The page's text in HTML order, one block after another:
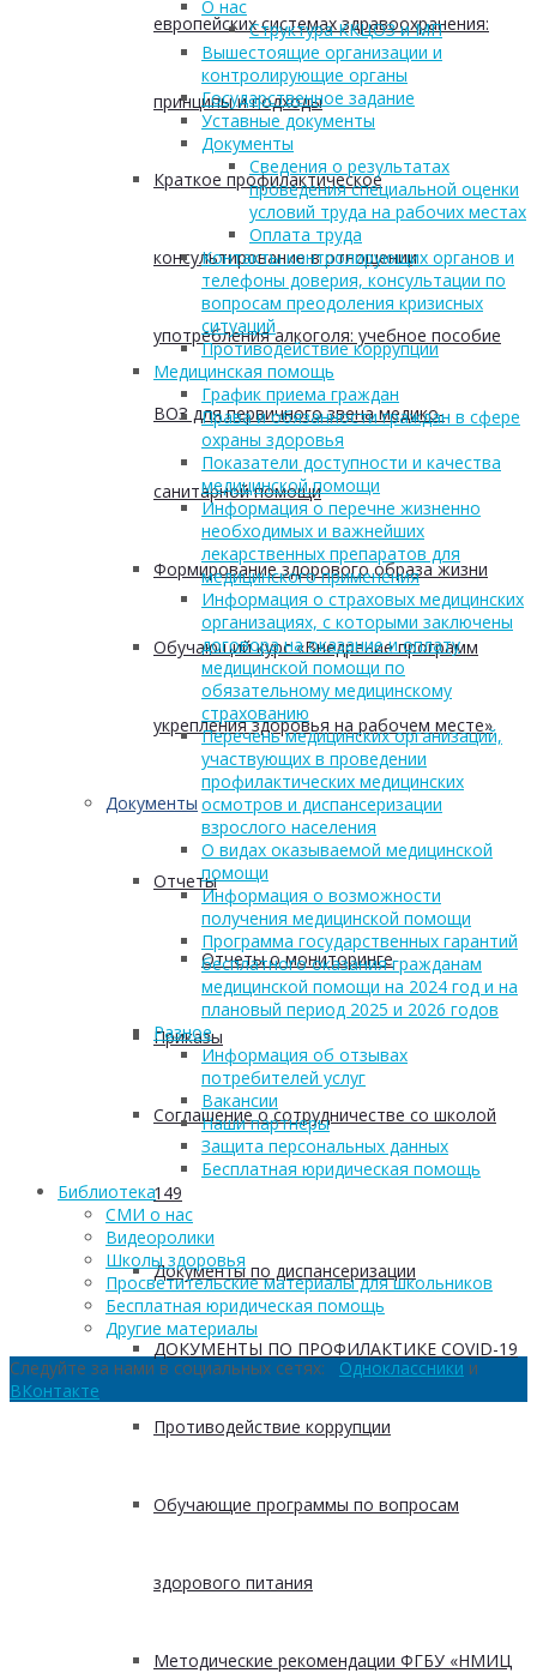
европейских системах здравоохранения:
принципы и подходы
Краткое профилактическое
консультирование в отношении
употребления алкоголя: учебное пособие
ВОЗ для первичного звена медико-
санитарной помощи
Формирование здорового образа жизни
Обучающий курс «Внедрение программ
укрепления здоровья на рабочем месте»
Документы
Отчеты
Отчеты о мониторинге
Приказы
Соглашение о сотрудничестве со школой
149
Документы по диспансеризации
ДОКУМЕНТЫ ПО ПРОФИЛАКТИКЕ COVID-19
Противодействие коррупции
Обучающие программы по вопросам
здорового питания
Методические рекомендации ФГБУ «НМИЦ
О нас
Структура ККЦОЗ и МП
Вышестоящие организации и
контролирующие органы
Государственное задание
Уставные документы
Документы
Сведения о результатах
проведения специальной оценки
условий труда на рабочих местах
Оплата труда
Контакты контролирующих органов и
телефоны доверия, консультации по
вопросам преодоления кризисных
ситуаций
Противодействие коррупции
Медицинская помощь
График приема граждан
Права и обязанности граждан в сфере
охраны здоровья
Показатели доступности и качества
медицинской помощи
Информация о перечне жизненно
необходимых и важнейших
лекарственных препаратов для
медицинского применения
Информация о страховых медицинских
организациях, с которыми заключены
договора на оказание и оплату
медицинской помощи по
обязательному медицинскому
страхованию
Перечень медицинских организаций,
участвующих в проведении
профилактических медицинских
осмотров и диспансеризации
взрослого населения
О видах оказываемой медицинской
помощи
Информация о возможности
получения медицинской помощи
Программа государственных гарантий
бесплатного оказания гражданам
медицинской помощи на 2024 год и на
плановый период 2025 и 2026 годов
Разное
Информация об отзывах
потребителей услуг
Вакансии
Наши партнеры
Защита персональных данных
Бесплатная юридическая помощь
Библиотека
СМИ о нас
Видеоролики
Школы здоровья
Просветительские материалы для школьников
Бесплатная юридическая помощь
Другие материалы
Следуйте за нами в социальных сетях: Одноклассники и
ВКонтакте